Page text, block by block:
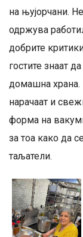
на њујорчани.
одржува
добрите
гостите знаат
домашна храна.
нарачаат и
форма на
за тоа како да
таљатели.